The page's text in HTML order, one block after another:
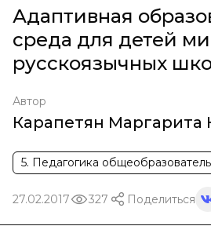
Адаптивная
среда для детей
русскоязычных
Автор
Карапетян Маргарита
5. Педагогика
27.02.2017 327 Поделиться